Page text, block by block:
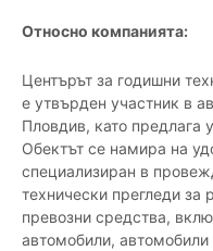
Относно компанията:
Центърът за годишни
е утвърден участник в
Пловдив, като предлага
Обектът се намира на
специализиран в
технически прегледи за
превозни средства,
автомобили,